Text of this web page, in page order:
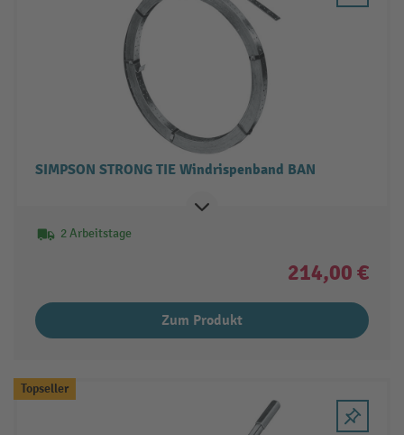
SIMPSON STRONG TIE Windrispenband BAN
2 Arbeitstage
214,00 €
Zum Produkt
Topseller